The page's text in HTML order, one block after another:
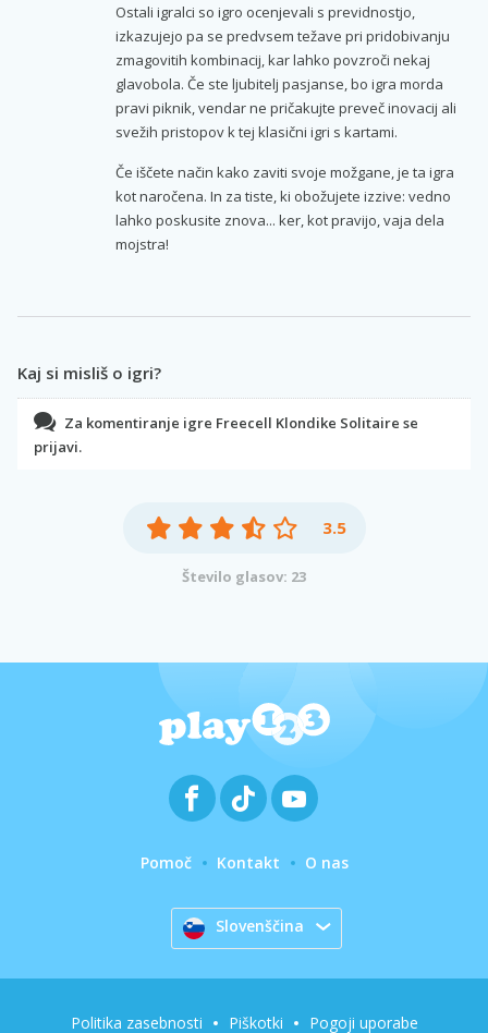
Ostali igralci so igro ocenjevali s previdnostjo,
izkazujejo pa se predvsem težave pri pridobivanju
zmagovitih kombinacij, kar lahko povzroči nekaj
glavobola. Če ste ljubitelj pasjanse, bo igra morda
pravi piknik, vendar ne pričakujte preveč inovacij ali
svežih pristopov k tej klasični igri s kartami.
Če iščete način kako zaviti svoje možgane, je ta igra
kot naročena. In za tiste, ki obožujete izzive: vedno
lahko poskusite znova... ker, kot pravijo, vaja dela
mojstra!
Kaj si misliš o igri?
Za komentiranje igre Freecell Klondike Solitaire se
prijavi.
3.5
Število glasov: 23
Pomoč Kontakt O nas
Slovenščina
Politika zasebnosti Piškotki Pogoji uporabe